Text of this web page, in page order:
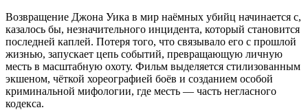
Возвращение Джона Уика в мир наёмных убийц начинается с,
казалось бы, незначительного инцидента, который становится
последней каплей. Потеря того, что связывало его с прошлой
жизнью, запускает цепь событий, превращающую личную
месть в масштабную охоту. Фильм выделяется стилизованным
экшеном, чёткой хореографией боёв и созданием особой
криминальной мифологии, где месть — часть негласного
кодекса.